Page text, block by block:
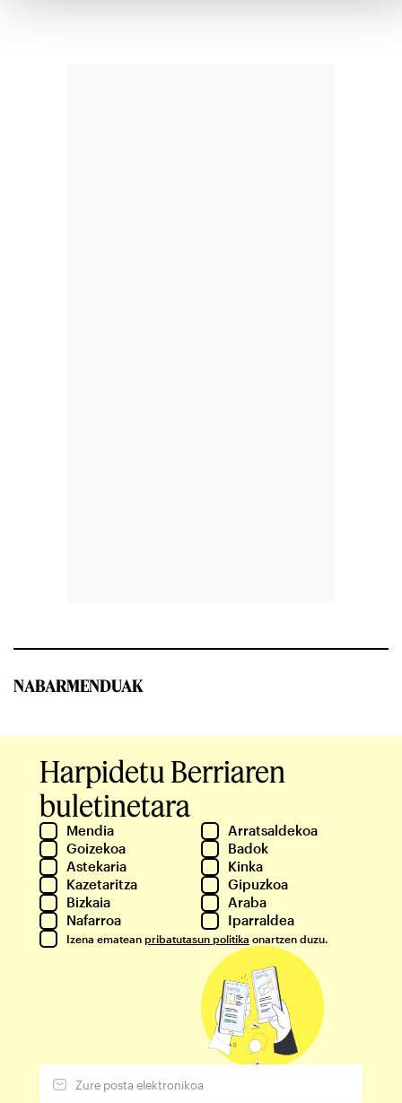
NABARMENDUAK
Harpidetu Berriaren
buletinetara
Mendia
Arratsaldekoa
Goizekoa
Badok
Astekaria
Kinka
Kazetaritza
Gipuzkoa
Bizkaia
Araba
Nafarroa
Iparraldea
Izena ematean pribatutasun politika onartzen duzu.